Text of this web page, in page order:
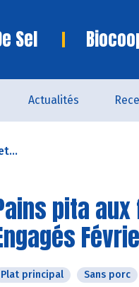
Sel
Actualités
pita
Plat principal Sans porc